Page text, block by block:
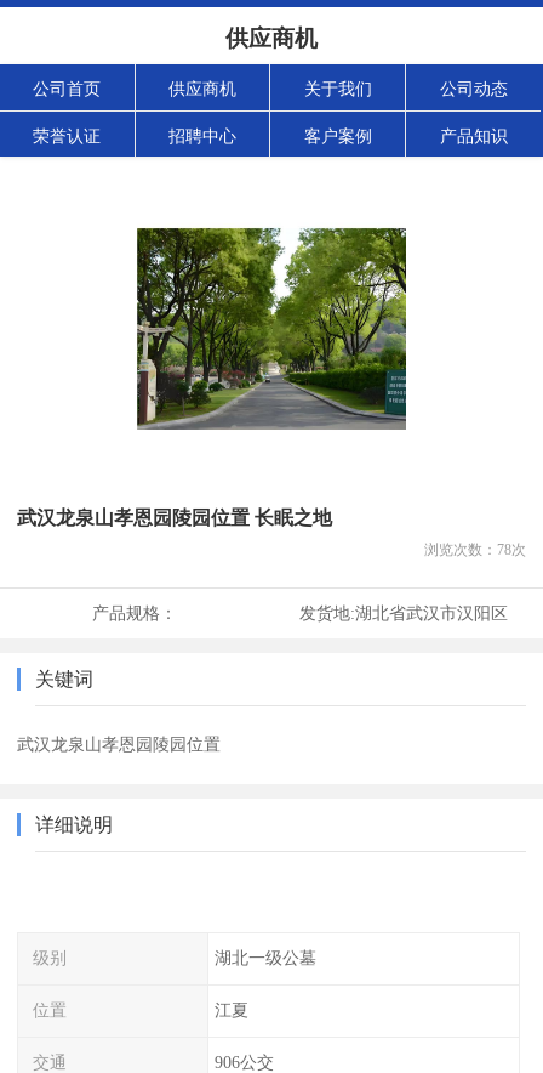
供应商机
公司首页 供应商机 关于我们 公司动态
荣誉认证 招聘中心 客户案例 产品知识
武汉龙泉山孝恩园陵园位置 长眠之地
浏览次数： 78次
产品规格： 发货地:湖北省武汉市汉阳区
关键词
武汉龙泉山孝恩园陵园位置
详细说明
级别 湖北一级公墓
位置 江夏
交通 906公交